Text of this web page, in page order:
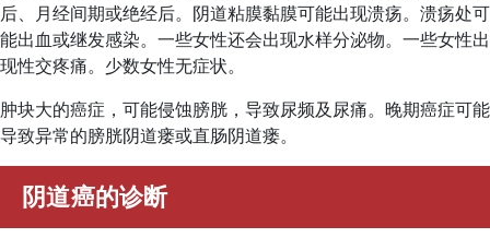
后、月经间期或绝经后。阴道粘膜黏膜可能出现溃疡。溃疡处可
能出血或继发感染。一些女性还会出现水样分泌物。一些女性出
现性交疼痛。少数女性无症状。
肿块大的癌症，可能侵蚀膀胱，导致尿频及尿痛。晚期癌症可能
导致异常的膀胱阴道瘘或直肠阴道瘘。
阴道癌的诊断